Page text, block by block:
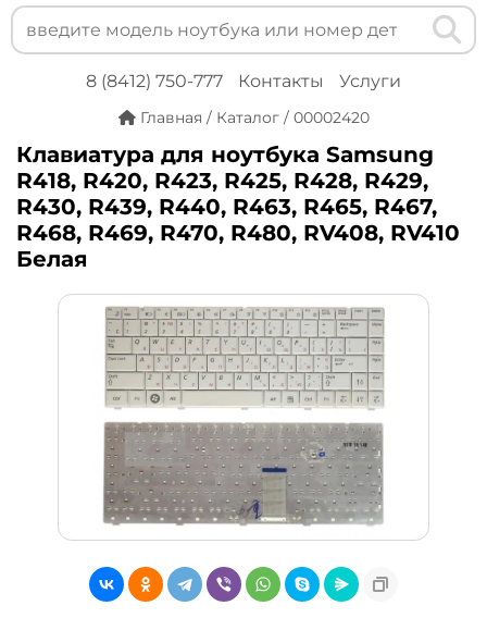
8 (8412) 750-777 Контакты Услуги
Главная / Каталог / 00002420
Клавиатура для ноутбука Samsung
R418, R420, R423, R425, R428, R429,
R430, R439, R440, R463, R465, R467,
R468, R469, R470, R480, RV408, RV410
Белая